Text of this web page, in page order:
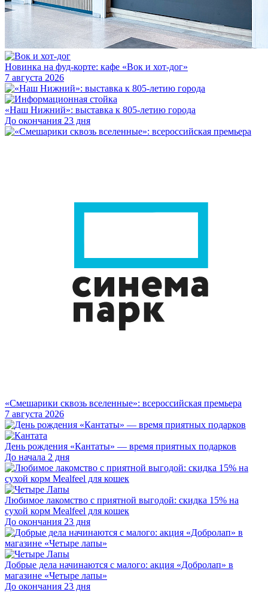
Новинка на фуд-корте: кафе «Вок и хот-дог»
7 августа 2026
«Наш Нижний»: выставка к 805-летию города
До окончания 23 дня
«Смешарики сквозь вселенные»: всероссийская премьера
7 августа 2026
День рождения «Кантаты» — время приятных подарков
До начала 2 дня
Любимое лакомство с приятной выгодой: скидка 15% на
сухой корм Mealfeel для кошек
До окончания 23 дня
Добрые дела начинаются с малого: акция «Добролап» в
магазине «Четыре лапы»
До окончания 23 дня